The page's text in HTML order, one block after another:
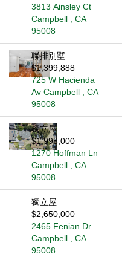
3813 Ainsley Ct
Campbell , CA
95008
聯排別墅
$1,399,888
725 W Hacienda
Av Campbell , CA
95008
獨立屋
$1,998,000
1270 Hoffman Ln
Campbell , CA
95008
獨立屋
$2,650,000
2465 Fenian Dr
Campbell , CA
95008